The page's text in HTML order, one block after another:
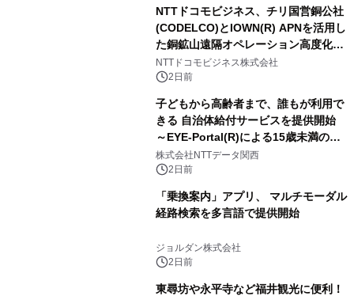
NTTドコモビジネス、チリ国営銅公社
(CODELCO)とIOWN(R) APNを活用し
た銅鉱山遠隔オペレーション高度化に
向けた調査・実証を開始
NTTドコモビジネス株式会社
2日前
子どもから高齢者まで、誰もが利用で
きる 自治体給付サービスを提供開始
～EYE-Portal(R)による15歳未満の本
人認証と デジタルデバイド対策で実現
～
株式会社NTTデータ関西
2日前
「乗換案内」アプリ、 マルチモーダル
経路検索を多言語で提供開始
ジョルダン株式会社
2日前
東尋坊や永平寺など福井観光に便利！